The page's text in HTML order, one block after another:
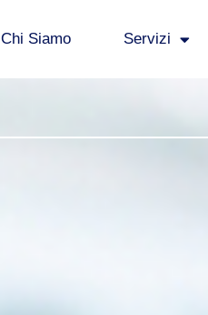
Chi Siamo Servizi